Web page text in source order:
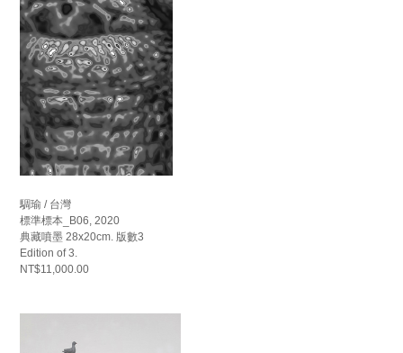
騆瑜 / 台灣
標準標本_B06, 2020
典藏噴墨 28x20cm. 版數3
Edition of 3.
NT$11,000.00